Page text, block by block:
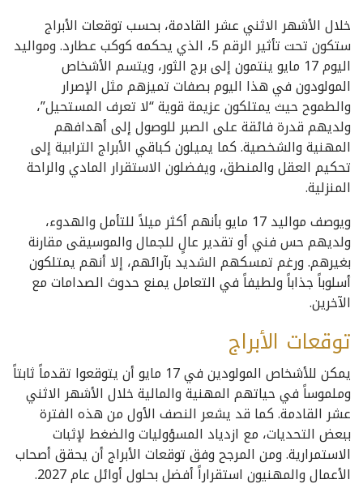
خلال الأشهر الاثني عشر القادمة، بحسب توقعات الأبراج
ستكون تحت تأثير الرقم 5، الذي يحكمه كوكب عطارد. ومواليد
اليوم 17 مايو ينتمون إلى برج الثور، ويتسم الأشخاص
المولودون في هذا اليوم بصفات تميزهم مثل الإصرار
والطموح حيث يمتلكون عزيمة قوية “لا تعرف المستحيل”،
ولديهم قدرة فائقة على الصبر للوصول إلى أهدافهم
المهنية والشخصية. كما يميلون كباقي الأبراج الترابية إلى
تحكيم العقل والمنطق، ويفضلون الاستقرار المادي والراحة
المنزلية.
ويوصف مواليد 17 مايو بأنهم أكثر ميلاً للتأمل والهدوء،
ولديهم حس فني أو تقدير عالٍ للجمال والموسيقى مقارنة
بغيرهم. ورغم تمسكهم الشديد بآرائهم، إلا أنهم يمتلكون
أسلوباً جذاباً ولطيفاً في التعامل يمنع حدوث الصدامات مع
الآخرين.
توقعات الأبراج
يمكن للأشخاص المولودين في 17 مايو أن يتوقعوا تقدماً ثابتاً
وملموساً في حياتهم المهنية والمالية خلال الأشهر الاثني
عشر القادمة. كما قد يشعر النصف الأول من هذه الفترة
ببعض التحديات، مع ازدياد المسؤوليات والضغط لإثبات
الاستمرارية. ومن المرجح وفق توقعات الأبراج أن يحقق أصحاب
الأعمال والمهنيون استقراراً أفضل بحلول أوائل عام 2027.